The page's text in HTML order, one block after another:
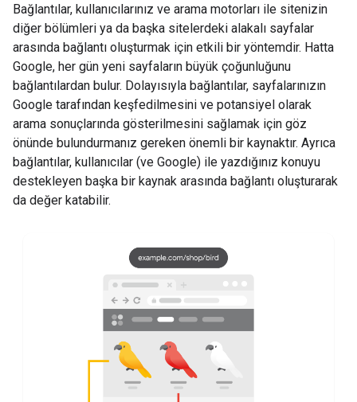
Bağlantılar, kullanıcılarınız ve arama motorları ile sitenizin
diğer bölümleri ya da başka sitelerdeki alakalı sayfalar
arasında bağlantı oluşturmak için etkili bir yöntemdir. Hatta
Google, her gün yeni sayfaların büyük çoğunluğunu
bağlantılardan bulur. Dolayısıyla bağlantılar, sayfalarınızın
Google tarafından keşfedilmesini ve potansiyel olarak
arama sonuçlarında gösterilmesini sağlamak için göz
önünde bulundurmanız gereken önemli bir kaynaktır. Ayrıca
bağlantılar, kullanıcılar (ve Google) ile yazdığınız konuyu
destekleyen başka bir kaynak arasında bağlantı oluşturarak
da değer katabilir.